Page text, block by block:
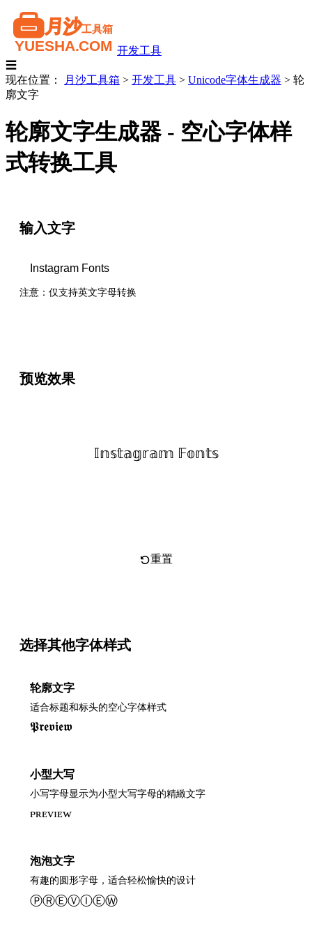
开发工具
☰
现在位置：
月沙工具箱 > 开发工具 > Unicode字体生成器 > 轮
廓文字
轮廓文字生成器 - 空心字体样
式转换工具
输入文字
注意：仅支持英文字母转换
预览效果
𝕀𝕟𝕤𝕥𝕒𝕘𝕣𝕒𝕞 𝔽𝕠𝕟𝕥𝕤
重置
选择其他字体样式
轮廓文字
适合标题和标头的空心字体样式
𝕻𝖗𝖊𝖛𝖎𝖊𝖜
小型大写
小写字母显示为小型大写字母的精緻文字
ᴘʀᴇᴠɪᴇᴡ
泡泡文字
有趣的圆形字母，适合轻松愉快的设计
ⓅⓇⒺⓋⒾⒺⓌ